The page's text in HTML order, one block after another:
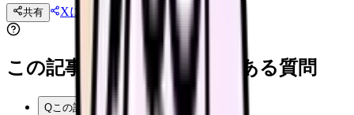
共有 Xに投稿 LINE 投稿文コピー
この記事を読む前後によくある質問
Qこの記事では何を確認できますか？